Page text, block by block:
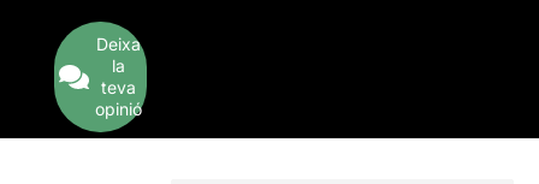
Deixa
la
teva
opinió